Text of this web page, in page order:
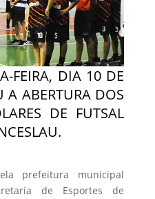
FEIRA, DIA 10 DE
A ABERTURA DOS
DE FUTSAL
prefeitura municipal
de Esportes de